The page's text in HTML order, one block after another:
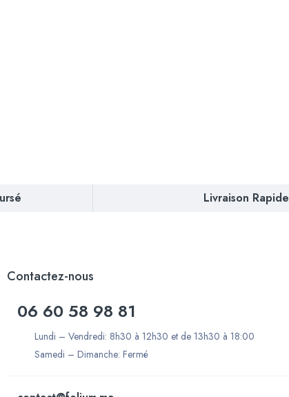
Livraison Rapide
Contactez-nous
06 60 58 98 81
Lundi – Vendredi: 8h30 à 12h30 et de 13h30 à 18:00
Samedi – Dimanche: Fermé